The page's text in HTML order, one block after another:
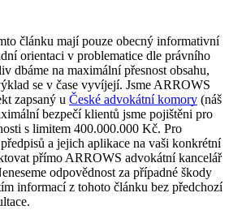
článku mají pouze obecný informativní
orientaci v problematice dle právního
dbáme na maximální přesnost obsahu,
se v čase vyvíjejí. Jsme ARROWS
zapsaný u České advokátní komory (náš
bezpečí klientů jsme pojištěni pro
s limitem 400.000.000 Kč. Pro
a jejich aplikace na vaši konkrétní
přímo ARROWS advokátní kancelář
odpovědnost za případné škody
informací z tohoto článku bez předchozí